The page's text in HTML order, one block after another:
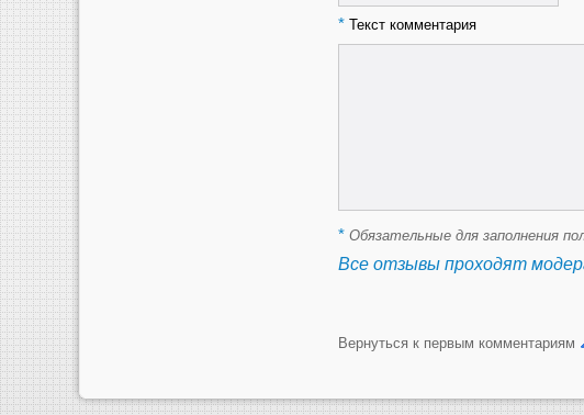
* Текст комментария
* Обязательные для заполнения
Все отзывы проходят
Вернуться к первым комментариям